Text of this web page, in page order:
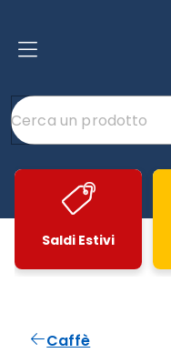
Saldi Estivi
Caffè